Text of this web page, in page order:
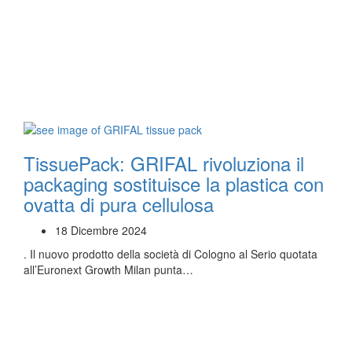
TissuePack: GRIFAL rivoluziona il
packaging sostituisce la plastica con
ovatta di pura cellulosa
18 Dicembre 2024
. Il nuovo prodotto della società di Cologno al Serio quotata
all’Euronext Growth Milan punta…